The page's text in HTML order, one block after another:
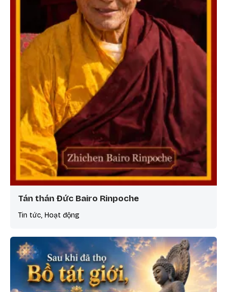
Tán thán Đức Bairo Rinpoche
Tin tức, Hoạt động